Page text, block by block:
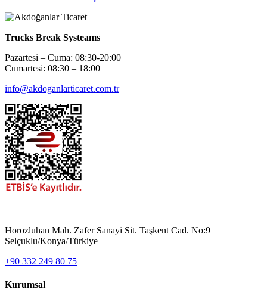
Trucks Break Systeams
Pazartesi – Cuma: 08:30-20:00
Cumartesi: 08:30 – 18:00
info@akdoganlarticaret.com.tr
Horozluhan Mah. Zafer Sanayi Sit. Taşkent Cad. No:9
Selçuklu/Konya/Türkiye
+90 332 249 80 75
Kurumsal